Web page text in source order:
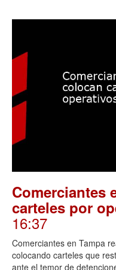
Comerciantes
carteles por
16:37
Comerciantes en Tampa
colocando carteles que
ante el temor de